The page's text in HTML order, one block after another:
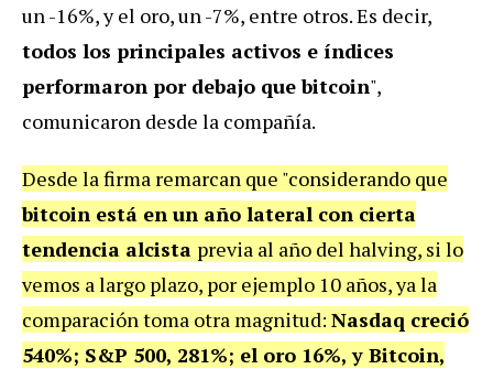
un -16%, y el oro, un -7%, entre otros. Es decir,
todos los principales activos e índices
performaron por debajo que bitcoin",
comunicaron desde la compañía.
Desde la firma remarcan que "considerando que
bitcoin está en un año lateral con cierta
tendencia alcista previa al año del halving, si lo
vemos a largo plazo, por ejemplo 10 años, ya la
comparación toma otra magnitud: Nasdaq creció
540%; S&P 500, 281%; el oro 16%,y Bitcoin,